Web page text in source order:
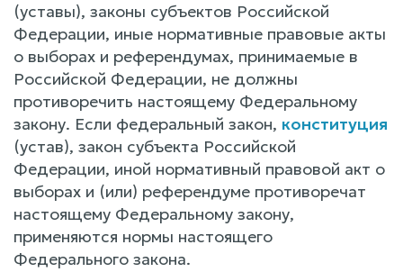
(уставы), законы субъектов Российской
Федерации, иные нормативные правовые акты
о выборах и референдумах, принимаемые в
Российской Федерации, не должны
противоречить настоящему Федеральному
закону. Если федеральный закон, конституция
(устав), закон субъекта Российской
Федерации, иной нормативный правовой акт о
выборах и (или) референдуме противоречат
настоящему Федеральному закону,
применяются нормы настоящего
Федерального закона.